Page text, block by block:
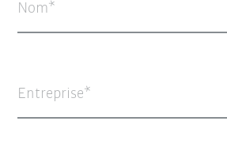
Nom
Entreprise